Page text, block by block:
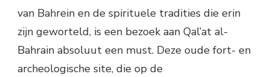
van Bahrein en de spirituele tradities die erin
zijn geworteld, is een bezoek aan Qal’at al-
Bahrain absoluut een must. Deze oude fort- en
archeologische site, die op de